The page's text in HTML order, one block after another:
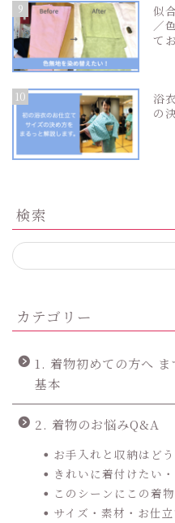
9
似
／
て
10
浴
の
検索
カテゴリー
1. 着物初めての方へ
基本
2. 着物のお悩みQ&A
お手入れと収納はど
きれいに着付けたい
このシーンにこの着
サイズ・素材・お仕